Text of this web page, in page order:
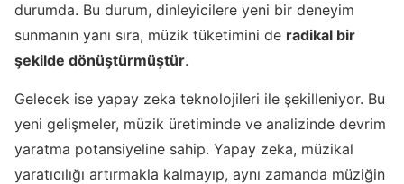
durumda. Bu durum, dinleyicilere yeni bir deneyim
sunmanın yanı sıra, müzik tüketimini de radikal bir
şekilde dönüştürmüştür.
Gelecek ise yapay zeka teknolojileri ile şekilleniyor. Bu
yeni gelişmeler, müzik üretiminde ve analizinde devrim
yaratma potansiyeline sahip. Yapay zeka, müzikal
yaratıcılığı artırmakla kalmayıp, aynı zamanda müziğin